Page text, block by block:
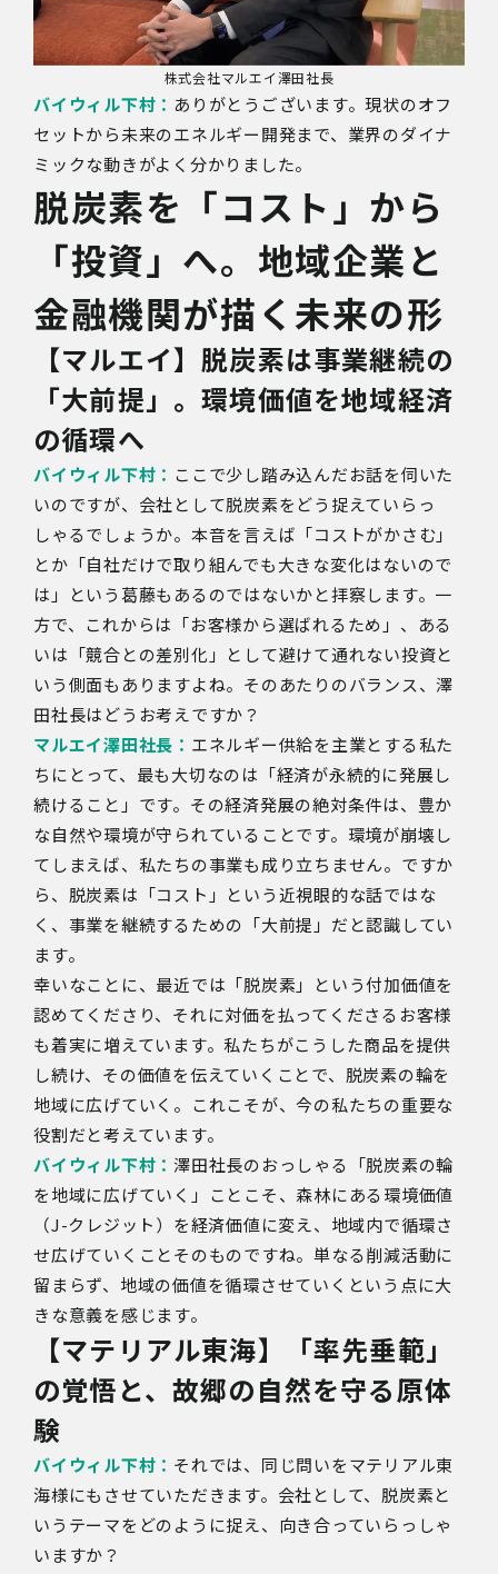
株式会社マルエイ澤田社長
バイウィル下村： ありがとうございます。現状のオフ
セットから未来のエネルギー開発まで、業界のダイナ
ミックな動きがよく分かりました。
脱炭素を「コスト」から
「投資」へ。地域企業と
金融機関が描く未来の形
【マルエイ】脱炭素は事業継続の
「大前提」。環境価値を地域経済
の循環へ
バイウィル下村： ここで少し踏み込んだお話を伺いた
いのですが、会社として脱炭素をどう捉えていらっ
しゃるでしょうか。本音を言えば「コストがかさむ」
とか「自社だけで取り組んでも大きな変化はないので
は」という葛藤もあるのではないかと拝察します。一
方で、これからは「お客様から選ばれるため」、ある
いは「競合との差別化」として避けて通れない投資と
いう側面もありますよね。そのあたりのバランス、澤
田社長はどうお考えですか？
マルエイ澤田社長： エネルギー供給を主業とする私た
ちにとって、最も大切なのは「経済が永続的に発展し
続けること」です。その経済発展の絶対条件は、豊か
な自然や環境が守られていることです。環境が崩壊し
てしまえば、私たちの事業も成り立ちません。ですか
ら、脱炭素は「コスト」という近視眼的な話ではな
く、事業を継続するための「大前提」だと認識してい
ます。
幸いなことに、最近では「脱炭素」という付加価値を
認めてくださり、それに対価を払ってくださるお客様
も着実に増えています。私たちがこうした商品を提供
し続け、その価値を伝えていくことで、脱炭素の輪を
地域に広げていく。これこそが、今の私たちの重要な
役割だと考えています。
バイウィル下村： 澤田社長のおっしゃる「脱炭素の輪
を地域に広げていく」ことこそ、森林にある環境価値
（J-クレジット）を経済価値に変え、地域内で循環さ
せ広げていくことそのものですね。単なる削減活動に
留まらず、地域の価値を循環させていくという点に大
きな意義を感じます。
【マテリアル東海】「率先垂範」
の覚悟と、故郷の自然を守る原体
験
バイウィル下村： それでは、同じ問いをマテリアル東
海様にもさせていただきます。会社として、脱炭素と
いうテーマをどのように捉え、向き合っていらっしゃ
いますか？